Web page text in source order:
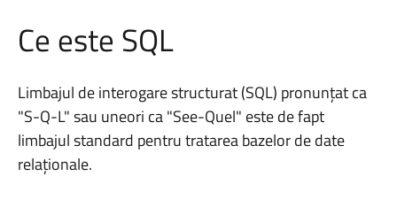
Ce este SQL
Limbajul de interogare structurat (SQL) pronunțat ca
"S-Q-L" sau uneori ca "See-Quel" este de fapt
limbajul standard pentru tratarea bazelor de date
relaționale.